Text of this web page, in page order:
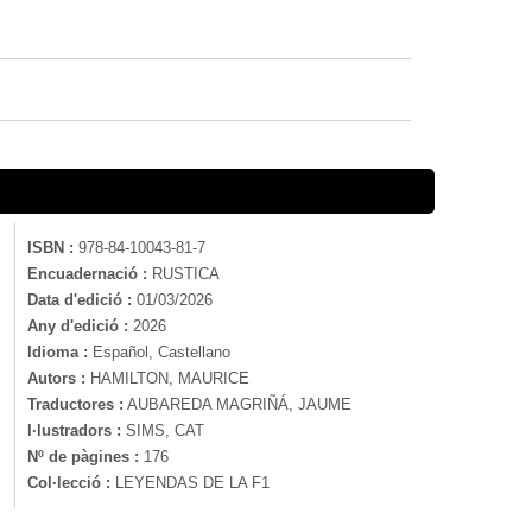
ISBN : 978-84-10043-81-7
Encuadernació : RUSTICA
Data d'edició : 01/03/2026
Any d'edició : 2026
Idioma : Español, Castellano
Autors : HAMILTON, MAURICE
Traductores : AUBAREDA MAGRIÑÁ, JAUME
I·lustradors : SIMS, CAT
Nº de pàgines : 176
Col·lecció : LEYENDAS DE LA F1